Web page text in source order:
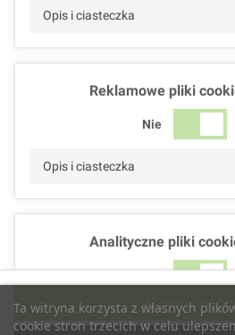
Ta witryna korzysta z własnych
cookie stron trzecich w celu
Opis i ciasteczka
Reklamowe pliki
Nie
Opis i ciasteczka
Analityczne pliki
Nie
Opis i ciasteczka
Akceptuj